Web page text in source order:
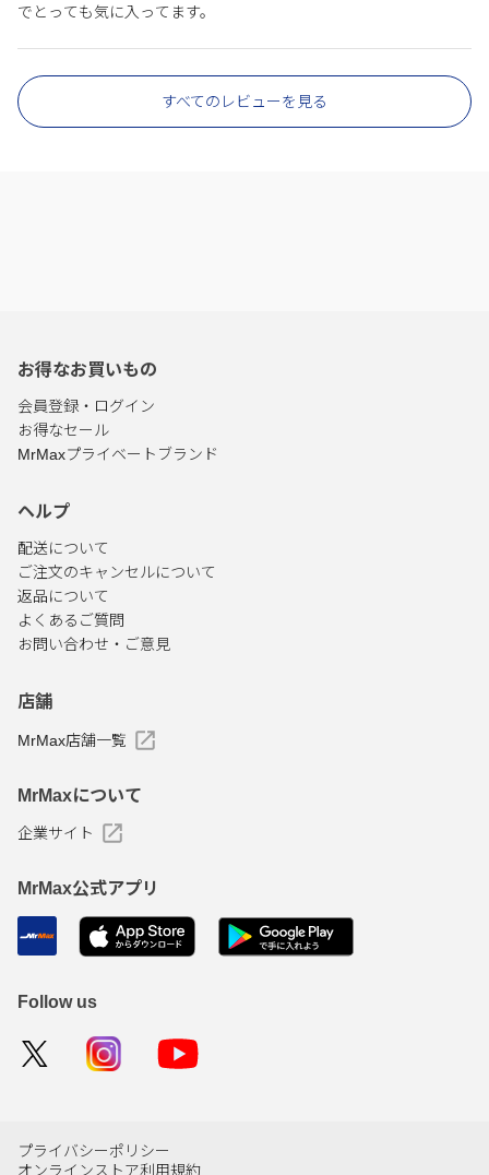
でとっても気に入ってます。
すべてのレビューを見る
お得なお買いもの
会員登録・ログイン
お得なセール
MrMaxプライベートブランド
ヘルプ
配送について
ご注文のキャンセルについて
返品について
よくあるご質問
お問い合わせ・ご意見
店舗
MrMax店舗一覧
MrMaxについて
企業サイト
MrMax公式アプリ
Follow us
プライバシーポリシー
オンラインストア利用規約